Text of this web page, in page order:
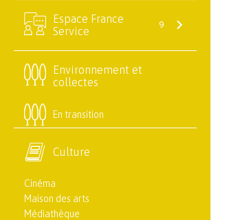
Espace France
Service
9
Environnement et
collectes
En transition
Culture
Cinéma
Maison des arts
Médiathèque